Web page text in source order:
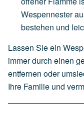
Wespennester
bestehen und
Lassen Sie ein
immer durch einen
entfernen oder
Ihre Familie und